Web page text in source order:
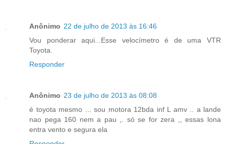
Anônimo 22 de julho de 2013 às 16:46
Vou ponderar aqui...Esse velocímetro é de uma VTR
Toyota.
Responder
Anônimo 23 de julho de 2013 às 08:08
é toyota mesmo ... sou motora 12bda inf L amv .. a lande
nao pega 160 nem a pau ,. só se for zera ,, essas lona
entra vento e segura ela